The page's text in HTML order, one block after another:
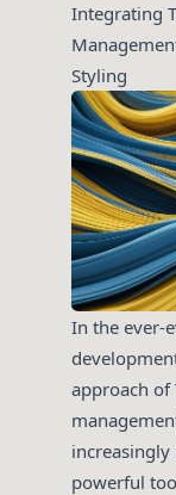
Integrating
Styling
In the ever-
approach of
increasingly
powerful